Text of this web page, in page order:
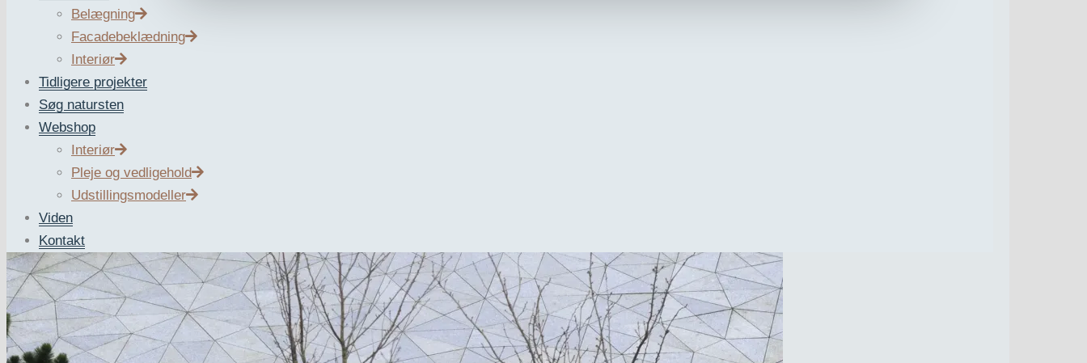
Belægning
Facadebeklædning
Interiør
Tidligere projekter
Søg natursten
Webshop
Interiør
Pleje og vedligehold
Udstillingsmodeller
Viden
Kontakt